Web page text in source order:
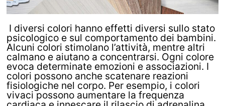
I diversi colori hanno effetti diversi sullo stato
psicologico e sul comportamento dei bambini.
Alcuni colori stimolano l’attività, mentre altri
calmano e aiutano a concentrarsi. Ogni colore
evoca determinate emozioni e associazioni. I
colori possono anche scatenare reazioni
fisiologiche nel corpo. Per esempio, i colori
vivaci possono aumentare la frequenza